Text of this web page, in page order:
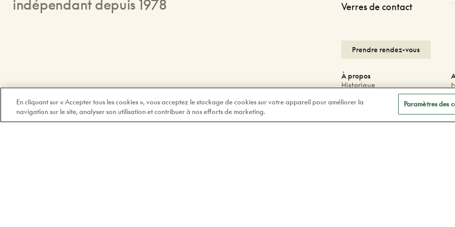
indépendant depuis 1978
Verres de contact
Prendre rendez-vous
À propos
Historique
Blogue
En cliquant sur « Accepter tous les cookies », vous acceptez le stockage de cookies sur votre appareil pour améliorer la
navigation sur le site, analyser son utilisation et contribuer à nos efforts de marketing.
Paramètres des